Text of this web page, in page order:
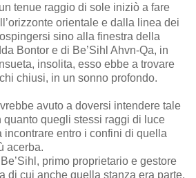
tenue raggio di sole iniziò a fare
orientale e dalla linea dei
sino alla finestra della
Bontor e di Be’Sihl Ahvn-Qa, in
insolita, esso ebbe a trovare
chiusi, in un sonno profondo.
avuto a doversi intendere tale
quanto quegli stessi raggi di luce
incontrare entro i confini di quella
acerba.
primo proprietario e gestore
di cui anche quella stanza era parte,